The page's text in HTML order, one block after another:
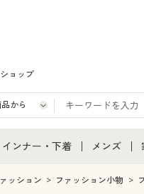
ョップ
べて
インナー・下着
インナー・下着通販すべて
メンズ
メンズ通
ッション ファッション小物